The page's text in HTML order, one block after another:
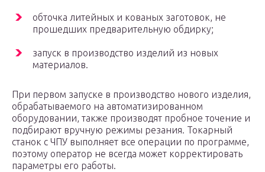
обточка литейных и кованых заготовок, не
прошедших предварительную обдирку;
запуск в производство изделий из новых
материалов.
При первом запуске в производство нового изделия,
обрабатываемого на автоматизированном
оборудовании, также производят пробное точение и
подбирают вручную режимы резания. Токарный
станок с ЧПУ выполняет все операции по программе,
поэтому оператор не всегда может корректировать
параметры его работы.